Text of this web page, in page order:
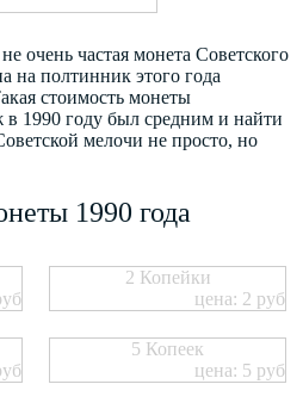
очень частая монета Советского
на полтинник этого года
стоимость монеты
в 1990 году был средним и найти
мелочи не просто, но
1990 года
2 Копейки
цена: 2 руб
5 Копеек
цена: 5 руб